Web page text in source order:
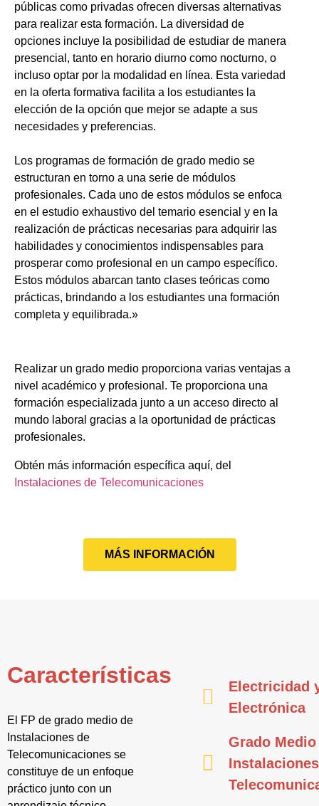
públicas como privadas ofrecen diversas alternativas
para realizar esta formación. La diversidad de
opciones incluye la posibilidad de estudiar de manera
presencial, tanto en horario diurno como nocturno, o
incluso optar por la modalidad en línea. Esta variedad
en la oferta formativa facilita a los estudiantes la
elección de la opción que mejor se adapte a sus
necesidades y preferencias.
Los programas de formación de grado medio se
estructuran en torno a una serie de módulos
profesionales. Cada uno de estos módulos se enfoca
en el estudio exhaustivo del temario esencial y en la
realización de prácticas necesarias para adquirir las
habilidades y conocimientos indispensables para
prosperar como profesional en un campo específico.
Estos módulos abarcan tanto clases teóricas como
prácticas, brindando a los estudiantes una formación
completa y equilibrada.»
Realizar un grado medio proporciona varias ventajas a
nivel académico y profesional. Te proporciona una
formación especializada junto a un acceso directo al
mundo laboral gracias a la oportunidad de prácticas
profesionales.
Obtén más información específica aquí, del
Instalaciones de Telecomunicaciones
MÁS INFORMACIÓN
Características
El FP de grado medio de
Instalaciones de
Telecomunicaciones se
constituye de un enfoque
práctico junto con un
Electricidad
Electrónica
Grado Medio